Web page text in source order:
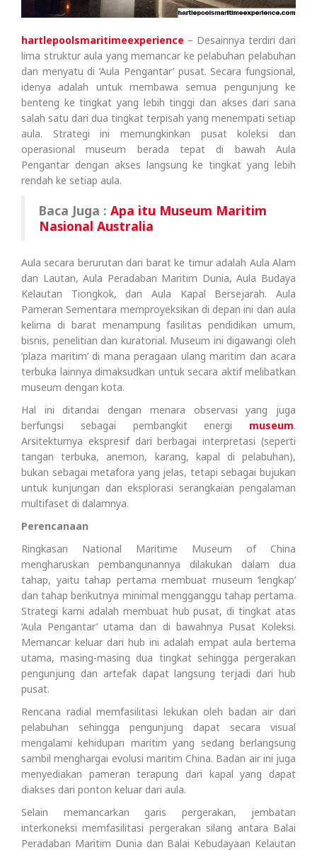
hartlepoolsmaritimeexperience – Desainnya terdiri dari
lima struktur aula yang memancar ke pelabuhan pelabuhan
dan menyatu di ‘Aula Pengantar’ pusat. Secara fungsional,
idenya adalah untuk membawa semua pengunjung ke
benteng ke tingkat yang lebih tinggi dan akses dari sana
salah satu dari dua tingkat terpisah yang menempati setiap
aula. Strategi ini memungkinkan pusat koleksi dan
operasional museum berada tepat di bawah Aula
Pengantar dengan akses langsung ke tingkat yang lebih
rendah ke setiap aula.
Baca Juga : Apa itu Museum Maritim
Nasional Australia
Aula secara berurutan dari barat ke timur adalah Aula Alam
dan Lautan, Aula Peradaban Maritim Dunia, Aula Budaya
Kelautan Tiongkok, dan Aula Kapal Bersejarah. Aula
Pameran Sementara memproyeksikan di depan ini dan aula
kelima di barat menampung fasilitas pendidikan umum,
bisnis, penelitian dan kuratorial. Museum ini digawangi oleh
‘plaza maritim’ di mana peragaan ulang maritim dan acara
terbuka lainnya dimaksudkan untuk secara aktif melibatkan
museum dengan kota.
Hal ini ditandai dengan menara observasi yang juga
berfungsi sebagai pembangkit energi museum.
Arsitekturnya ekspresif dari berbagai interpretasi (seperti
tangan terbuka, anemon, karang, kapal di pelabuhan),
bukan sebagai metafora yang jelas, tetapi sebagai bujukan
untuk kunjungan dan eksplorasi serangkaian pengalaman
multifaset di dalamnya.
Perencanaan
Ringkasan National Maritime Museum of China
mengharuskan pembangunannya dilakukan dalam dua
tahap, yaitu tahap pertama membuat museum ‘lengkap’
dan tahap berikutnya minimal mengganggu tahap pertama.
Strategi kami adalah membuat hub pusat, di tingkat atas
‘Aula Pengantar’ utama dan di bawahnya Pusat Koleksi.
Memancar keluar dari hub ini adalah empat aula bertema
utama, masing-masing dua tingkat sehingga pergerakan
pengunjung dan artefak dapat langsung terjadi dari hub
pusat.
Rencana radial memfasilitasi lekukan oleh badan air dari
pelabuhan sehingga pengunjung dapat secara visual
mengalami kehidupan maritim yang sedang berlangsung
sambil menghargai evolusi maritim China. Badan air ini juga
menyediakan pameran terapung dari kapal yang dapat
diakses dari ponton keluar dari aula.
Selain memancarkan garis pergerakan, jembatan
interkoneksi memfasilitasi pergerakan silang antara Balai
Peradaban Maritim Dunia dan Balai Kebudayaan Kelautan